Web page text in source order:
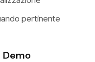
pertinente